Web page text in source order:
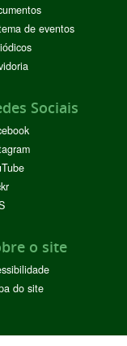
de eventos
Sociais
o site
do site